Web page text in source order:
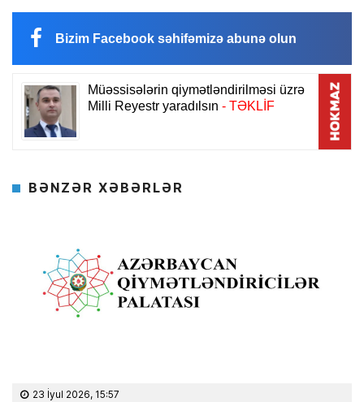
Bizim Facebook səhifəmizə abunə olun
BƏNZƏR XƏBƏRLƏR
23 İyul 2026, 15:57